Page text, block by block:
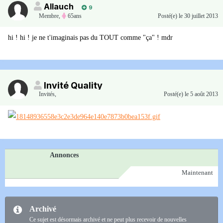
Allauch
9
Membre, 65ans Posté(e) le 30 juillet 2013
hi ! hi ! je ne t'imaginais pas du TOUT comme "ça" ! mdr
Invité Quality
Invités, Posté(e) le 5 août 2013
Annonces
Maintenant
Archivé
Ce sujet est désormais archivé et ne peut plus recevoir de nouvelles